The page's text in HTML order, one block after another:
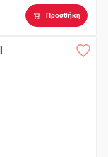
Προσθήκη